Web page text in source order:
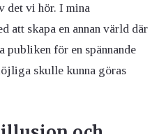
det vi hör. I mina
att skapa en annan värld där
publiken för en spännande
skulle kunna göras